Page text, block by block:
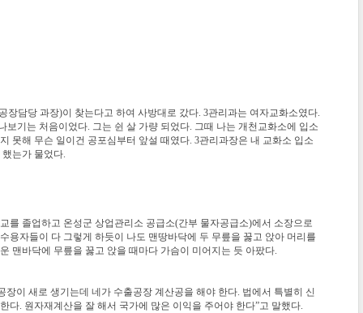
장담당 과장)이 찾는다고 하여 사방대로 갔다. 3관리과는 여자교화소였다.
보기는 처음이었다. 그는 쉰 살 가량 되었다. 그때 나는 개천교화소에 입소
못해 무슨 일이건 공포심부터 앞설 때였다. 3관리과장은 내 교화소 입소
는가 물었다.
를 졸업하고 온성군 상업관리소 공급소(간부 물자공급소)에서 소장으로
용자들이 다 그렇게 하듯이 나도 맨땅바닥에 두 무릎을 꿇고 앉아 머리를
맨바닥에 무릎을 꿇고 앉을 때마다 가슴이 미어지는 듯 아팠다.
장이 새로 생기는데 네가 수출공장 계산공을 해야 한다. 법에서 특별히 신
다. 원자재계산을 잘 해서 국가에 많은 이익을 주어야 한다”고 말했다.